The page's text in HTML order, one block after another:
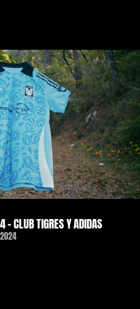
- CLUB TIGRES Y ADIDAS
2024